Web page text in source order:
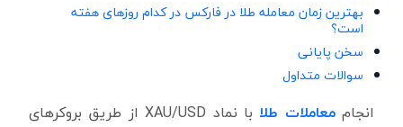
بهترین زمان معامله طلا در فارکس در کدام روزهای هفته
است؟
سخن پایانی
سوالات متداول
انجاممعاملات طلا با نماد XAU/USDاز طریق بروکرهای